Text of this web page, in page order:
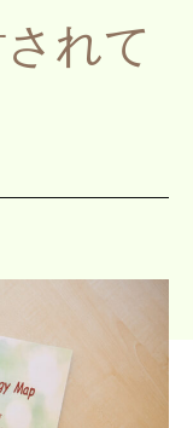
れて